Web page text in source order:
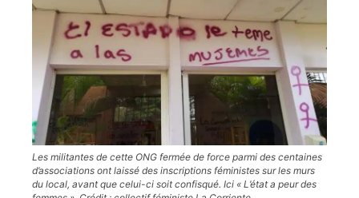
Les militantes de cette ONG fermée de force parmi des centaines
d’associations ont laissé des inscriptions féministes sur les murs
du local, avant que celui-ci soit confisqué. Ici « L’état a peur des